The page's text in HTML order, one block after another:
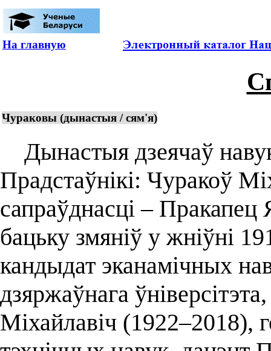
На главную
Чураковы (дынастыя / сям'я)
Дынастыя дзеячаў
Прадстаўнікі: Чуракоў
сапраўднасці – Пракапец
бацьку змяніў у жніўні
кандыдат эканамічных
дзяржаўнага
Міхайлавіч (1922–2018),